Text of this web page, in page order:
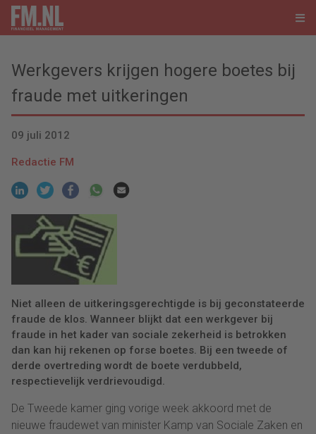
Werkgevers krijgen hogere boetes bij
fraude met uitkeringen
09 juli 2012
Redactie FM
Niet alleen de uitkeringsgerechtigde is bij geconstateerde
fraude de klos. Wanneer blijkt dat een werkgever bij
fraude in het kader van sociale zekerheid is betrokken
dan kan hij rekenen op forse boetes. Bij een tweede of
derde overtreding wordt de boete verdubbeld,
respectievelijk verdrievoudigd.
De Tweede kamer ging vorige week akkoord met de
nieuwe fraudewet van minister Kamp van Sociale Zaken en